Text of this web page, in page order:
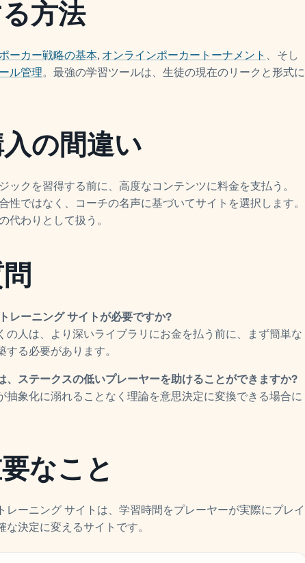
方法
ーカー戦略の基本, オンラインポーカートーナメント 、そし
ル管理。最強の学習ツールは、生徒の現在のリークと形式に
の間違い
ックを習得する前に、高度なコンテンツに料金を支払う。
性ではなく、コーチの名声に基づいてサイトを選択します。
代わりとして扱う。
レーニング サイトが必要ですか?
の人は、より深いライブラリにお金を払う前に、まず簡単な
る必要があります。
、ステークスの低いプレーヤーを助けることができますか?
抽象化に溺れることなく理論を意思決定に変換できる場合に
なこと
ーニング サイトは、学習時間をプレーヤーが実際にプレイ
決定に変えるサイトです。